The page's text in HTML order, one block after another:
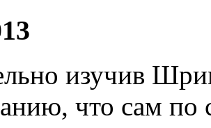
изучив
что сам по